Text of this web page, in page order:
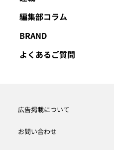
編集部コラム
BRAND
よくあるご質問
広告掲載について
お問い合わせ